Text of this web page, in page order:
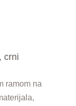
crni
ramom na